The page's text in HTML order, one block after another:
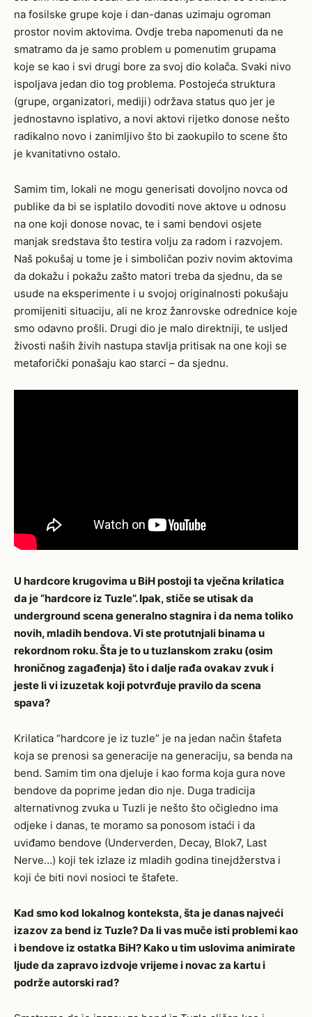
na fosilske grupe koje i dan-danas uzimaju ogroman
prostor novim aktovima. Ovdje treba napomenuti da ne
smatramo da je samo problem u pomenutim grupama
koje se kao i svi drugi bore za svoj dio kolača. Svaki nivo
ispoljava jedan dio tog problema. Postojeća struktura
(grupe, organizatori, mediji) održava status quo jer je
jednostavno isplativo, a novi aktovi rijetko donose nešto
radikalno novo i zanimljivo što bi zaokupilo to scene što
je kvanitativno ostalo.
Samim tim, lokali ne mogu generisati dovoljno novca od
publike da bi se isplatilo dovoditi nove aktove u odnosu
na one koji donose novac, te i sami bendovi osjete
manjak sredstava što testira volju za radom i razvojem.
Naš pokušaj u tome je i simboličan poziv novim aktovima
da dokažu i pokažu zašto matori treba da sjednu, da se
usude na eksperimente i u svojoj originalnosti pokušaju
promijeniti situaciju, ali ne kroz žanrovske odrednice koje
smo odavno prošli. Drugi dio je malo direktniji, te usljed
živosti naših živih nastupa stavlja pritisak na one koji se
metaforički ponašaju kao starci – da sjednu.
U hardcore krugovima u BiH postoji ta vječna krilatica
da je “hardcore iz Tuzle”. Ipak, stiče se utisak da
underground scena generalno stagnira i da nema toliko
novih, mladih bendova. Vi ste protutnjali binama u
rekordnom roku. Šta je to u tuzlanskom zraku (osim
hroničnog zagađenja) što i dalje rađa ovakav zvuk i
jeste li vi izuzetak koji potvrđuje pravilo da scena
spava?
Krilatica “hardcore je iz tuzle” je na jedan način štafeta
koja se prenosi sa generacije na generaciju, sa benda na
bend. Samim tim ona djeluje i kao forma koja gura nove
bendove da poprime jedan dio nje. Duga tradicija
alternativnog zvuka u Tuzli je nešto što očigledno ima
odjeke i danas, te moramo sa ponosom istaći i da
uviđamo bendove (Underverden, Decay, Blok7, Last
Nerve…) koji tek izlaze iz mladih godina tinejdžerstva i
koji će biti novi nosioci te štafete.
Kad smo kod lokalnog konteksta, šta je danas najveći
izazov za bend iz Tuzle? Da li vas muče isti problemi kao
i bendove iz ostatka BiH? Kako u tim uslovima animirate
ljude da zapravo izdvoje vrijeme i novac za kartu i
podrže autorski rad?